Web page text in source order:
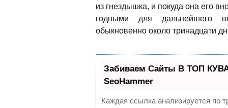
из гнездышка, и покуда она его
годными для дальнейшего
обыкновенно около тринадцати
Забиваем Сайты В ТОП
SeoHammer
Каждая ссылка анализируется по